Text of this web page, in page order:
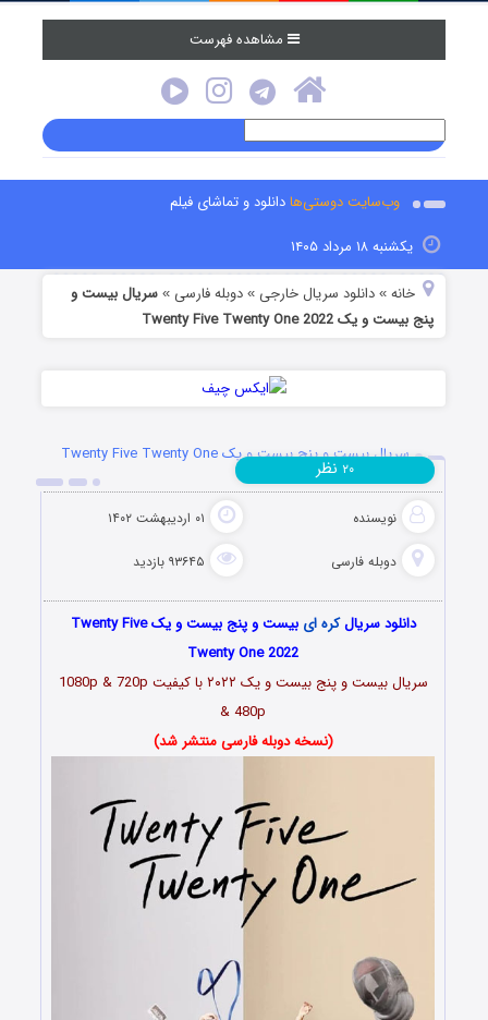
مشاهده فهرست
وب‌سایت دوستی‌هادانلود و تماشای فیلم
یکشنبه ۱۸ مرداد ۱۴۰۵
خانه »دانلود سریال خارجی »دوبله فارسی »سریال بیست و
پنج بیست و یک Twenty Five Twenty One 2022
سریال بیست و پنج بیست و یک Twenty Five Twenty One
2022
نویسنده ۰۱ اردیبهشت ۱۴۰۲
دوبله فارسی ۹۳۶۴۵ بازدید
۲۰ نظر
دانلود سریالکره ای
بیست و پنج بیست و یک Twenty Five
Twenty One 2022
سریال بیست و پنج بیست و یک ۲۰۲۲ با کیفیت 1080p & 720p
& 480p
(نسخه دوبله فارسی منتشر شد)